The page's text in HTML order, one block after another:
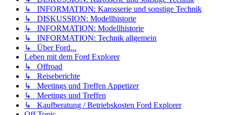
↳ INFORMATION: Karosserie und sonstige Technik
↳ DISKUSSION: Modellhistorie
↳ INFORMATION: Modellhistorie
↳ INFORMATION: Technik allgemein
↳ Über Ford...
Leben mit dem Ford Explorer
↳ Offroad
↳ Reiseberichte
↳ Meetings und Treffen Appetizer
↳ Meetings und Treffen
↳ Kaufberatung / Betriebskosten Ford Explorer